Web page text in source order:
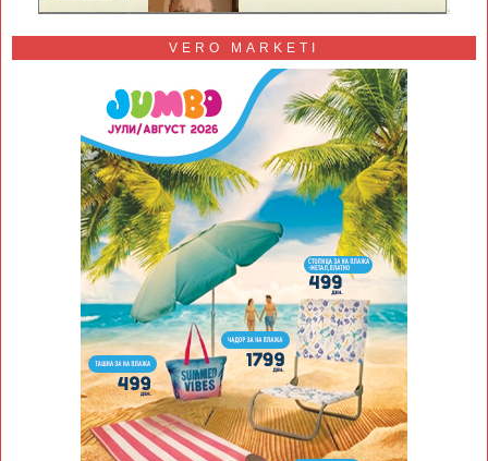
VERO MARKETI